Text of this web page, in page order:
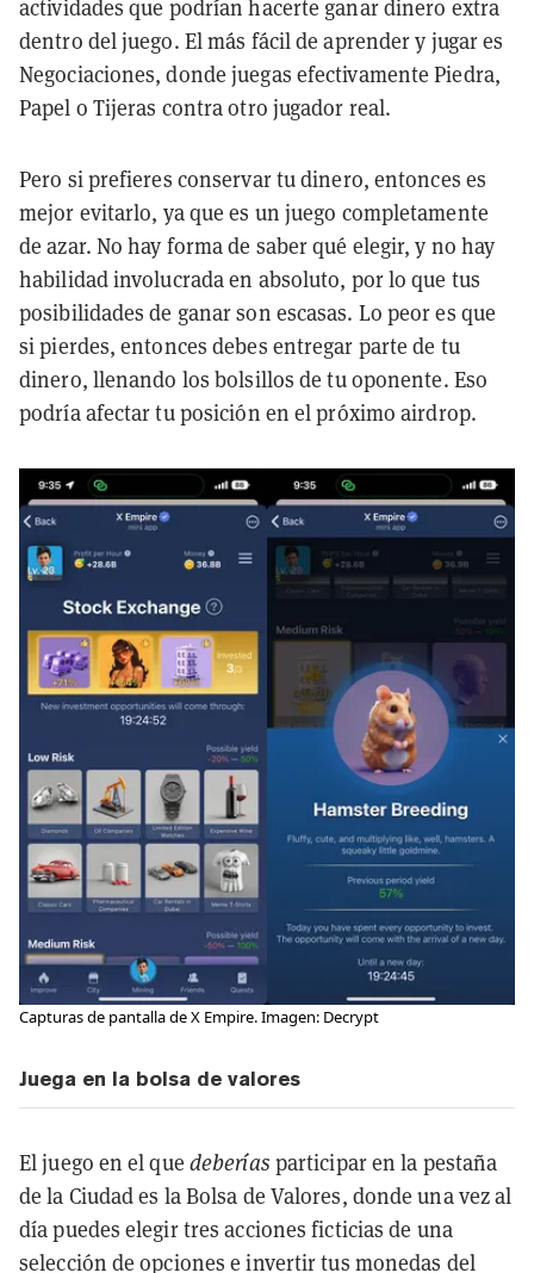
actividades que podrían hacerte ganar dinero extra
dentro del juego. El más fácil de aprender y jugar es
Negociaciones, donde juegas efectivamente Piedra,
Papel o Tijeras contra otro jugador real.
Pero si prefieres conservar tu dinero, entonces es
mejor evitarlo, ya que es un juego completamente
de azar. No hay forma de saber qué elegir, y no hay
habilidad involucrada en absoluto, por lo que tus
posibilidades de ganar son escasas. Lo peor es que
si pierdes, entonces debes entregar parte de tu
dinero, llenando los bolsillos de tu oponente. Eso
podría afectar tu posición en el próximo airdrop.
Capturas de pantalla de X Empire. Imagen: Decrypt
Juega en la bolsa de valores
El juego en el que deberías participar en la pestaña
de la Ciudad es la Bolsa de Valores, donde una vez al
día puedes elegir tres acciones ficticias de una
selección de opciones e invertir tus monedas del